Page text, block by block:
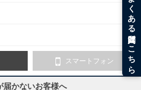
スマートフォン
かないお客様へ